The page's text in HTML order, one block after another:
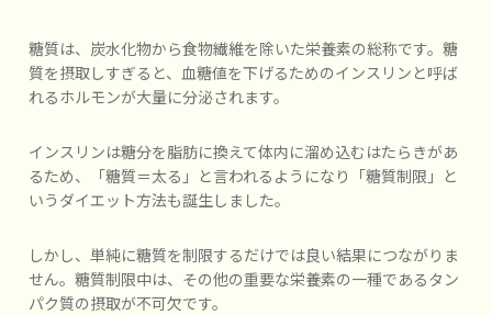
糖質は、炭水化物から食物繊維を除いた栄養素の総称です。糖
質を摂取しすぎると、血糖値を下げるためのインスリンと呼ば
れるホルモンが大量に分泌されます。
インスリンは糖分を脂肪に換えて体内に溜め込むはたらきがあ
るため、「糖質＝太る」と言われるようになり「糖質制限」と
いうダイエット方法も誕生しました。
しかし、単純に糖質を制限するだけでは良い結果につながりま
せん。糖質制限中は、その他の重要な栄養素の一種であるタン
パク質の摂取が不可欠です。